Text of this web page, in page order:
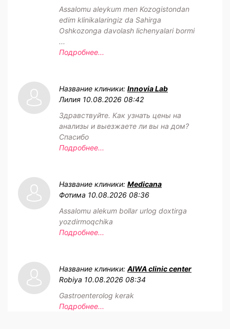
Assalomu aleykum men Kozogistondan
edim klinikalaringiz da Sahirga
Oshkozonga davolash lichenyalari bormi
...
Подробнее...
Название клиники: Innovia Lab
Лилия 10.08.2026 08:42
Здравствуйте. Как узнать цены на
анализы и выезжаете ли вы на дом?
Спасибо
Подробнее...
Название клиники: Medicana
Фотима 10.08.2026 08:36
Assalomu alekum bollar urlog doxtirga
yozdirmoqchika
Подробнее...
Название клиники: AIWA clinic center
Robiya 10.08.2026 08:34
Gastroenterolog kerak
Подробнее...